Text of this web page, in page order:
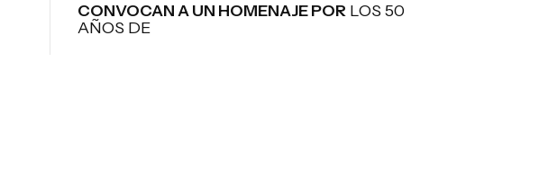
CONVOCAN A UN HOMENAJE POR LOS 50
AÑOS DE